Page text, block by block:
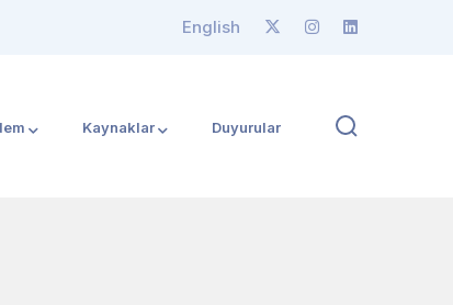
English
Kaynaklar Duyurular